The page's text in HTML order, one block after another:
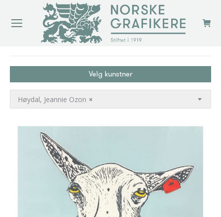
Velg kunstner
×
Høydal, Jeannie Ozon